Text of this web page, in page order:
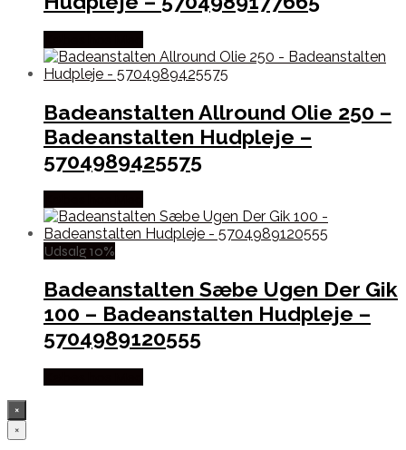
Badeanstalten Allround Olie 250 –
Badeanstalten Hudpleje –
5704989425575
Udsalg 10%
Badeanstalten Sæbe Ugen Der Gik
100 – Badeanstalten Hudpleje –
5704989120555
×
×